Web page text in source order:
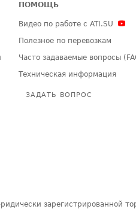
ПОМОЩЬ
Видео по работе с ATI.SU
Полезное по перевозкам
Часто задаваемые вопросы
Техническая информация
ЗАДАТЬ ВОПРОС
зарегистрированной